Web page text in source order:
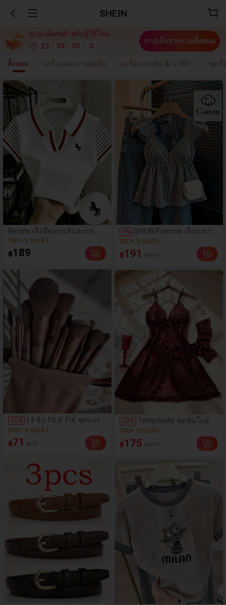
SHEIN
คูปองพิเศษสำหรับผู้ใช้ใหม่
23 : 59 : 54 5
การเก็บรวบรวมทั้งหมด
ทั้งหมด เครื่องแต่งกายผู้หญิง เครื่องประดับ & นาฬิกา ชุดชั้
Resyla เสื้อยืดแขนสั้นคอปก
พิมพ์ลายทางบล็อกสีปักยูนิคอร์น
ลำลองและอเนกประสงค์สำหรับ
ผู้หญิง
(1000+)
100+ ขายแล้ว
100+ ขายแล้ว
฿189
-10% 14 ชิ้น FSJF FIX ชุดแปรง
แต่งหน้า, รวมถึงแปรงอาย
แชโดว์, แปรงรองพื้น, แป
รงบีบีครีม และแปรงคอน
ซีลเลอร์ นี่คือชุดเครื่องมือ
ฟังก์ชั่นที่ออกแบบมา
สำหรับผู้หญิง, มีขนแปรง
นุ่มและดีไซน์พกพา เหมาะ
สำหรับการเดินทาง, วัน
หยุด, การใช้งานที่
ชายหาด, และยังเป็นของ
ขวัญที่ดีสำหรับผู้หญิงและ
ฤดูร้อน, ฤดูเปิดเทอม หรือ
เป็นพรม ผลิตภัณฑ์อื่น ๆ ที่
เกี่ยวข้อง ได้แก่ ชุดแปรง,
ชุดแปรงแต่งหน้า, ชุด
และชุดของขวัญแต่งหน้า
(1000+)
200+ ขายแล้ว
200+ ขายแล้ว
฿71
-4% SHEIN Franclia เสื้อเบลาส์
สั้นสีน้ำเงินลายทางน่ารัก
แต่งระบาย เซ็กซี่ เปิดหลัง
คอเว้าลึก
(100+)
200+ ขายแล้ว
200+ ขายแล้ว
฿191
-20% Temptuelle ชุดชั้นในผู้
หญิงไซส์ใหญ่ 2 ชิ้น ลูกไม้
และตาข่ายต่อกัน คอวี
เสื้อกล้าม เหมาะสำหรับใส่
ในบ้านและชุดชั้นในเซ็กซี่
ของขวัญวันวาเลนไทน์
(1000+)
100+ ขายแล้ว
100+ ขายแล้ว
฿175